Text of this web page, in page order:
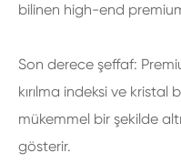
bilinen high-end
Son derece şeffaf:
kırılma indeksi ve kristal
mükemmel bir şekilde
gösterir.